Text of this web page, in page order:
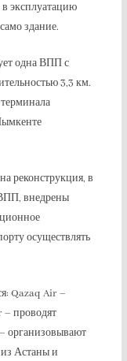
в эксплуатацию
здание.
одна ВПП с
3,3 км.
реконструкция, в
внедрены
осуществлять
Qazaq Air –
– проводят
организовывают
Астаны и